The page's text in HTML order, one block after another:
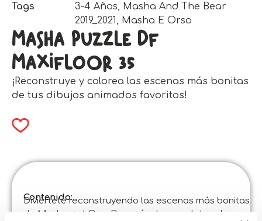
Tags
3-4 Años, Masha And The Bear
2019_2021, Masha E Orso
Masha Puzzle Df
Maxifloor 35
¡Reconstruye y colorea las escenas más bonitas
de tus dibujos animados favoritos!
Contenido:
Diviértete reconstruyendo las escenas más bonitas
de Masha y el Oso. Después de completar el